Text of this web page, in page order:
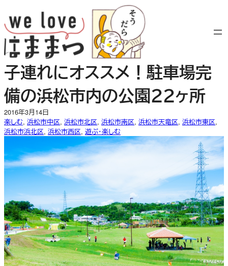
容
を
ス
キ
ッ
プ
子連れにオススメ！駐車場完
備の浜松市内の公園２２ヶ所
2016年3月14日
楽しむ, 浜松市中区, 浜松市北区, 浜松市南区, 浜松市天竜区, 浜松市東区
浜松市浜北区, 浜松市西区, 遊ぶ・楽しむ